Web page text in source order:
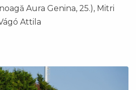
Aura Genina, 25.), Mitri
Attila